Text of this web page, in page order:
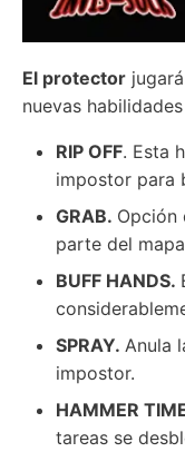
El protector
nuevas
RIP OFF. Esta
impostor para
GRAB. Opción
parte del
BUFF HANDS.
SPRAY. Anula
impostor.
HAMMER
tareas se